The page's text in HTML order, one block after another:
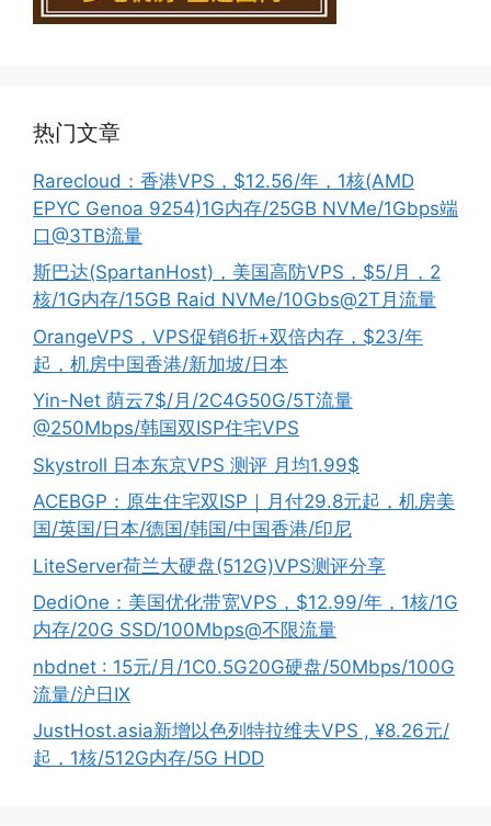
热门文章
Rarecloud：香港VPS，$12.56/年，1核(AMD
EPYC Genoa 9254)1G内存/25GB NVMe/1Gbps端
口@3TB流量
斯巴达(SpartanHost)，美国高防VPS，$5/月，2
核/1G内存/15GB Raid NVMe/10Gbs@2T月流量
OrangeVPS，VPS促销6折+双倍内存，$23/年
起，机房中国香港/新加坡/日本
Yin-Net 荫云7$/月/2C4G50G/5T流量
@250Mbps/韩国双ISP住宅VPS
Skystroll 日本东京VPS 测评 月均1.99$
ACEBGP：原生住宅双ISP｜月付29.8元起，机房美
国/英国/日本/德国/韩国/中国香港/印尼
LiteServer荷兰大硬盘(512G)VPS测评分享
DediOne：美国优化带宽VPS，$12.99/年，1核/1G
内存/20G SSD/100Mbps@不限流量
nbdnet : 15元/月/1C0.5G20G硬盘/50Mbps/100G
流量/沪日IX
JustHost.asia新增以色列特拉维夫VPS , ¥8.26元/
起，1核/512G内存/5G HDD